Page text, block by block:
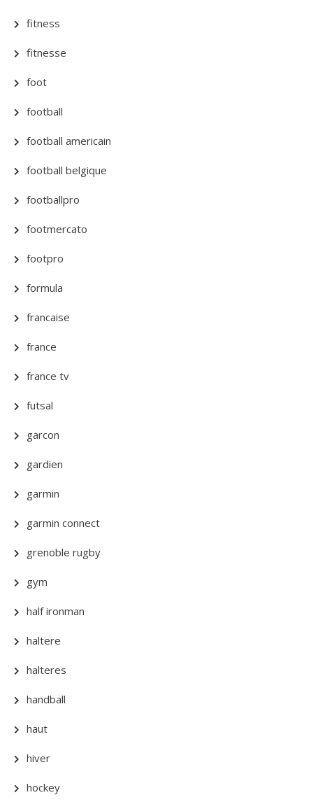
fitness
fitnesse
foot
football
football americain
football belgique
footballpro
footmercato
footpro
formula
francaise
france
france tv
futsal
garcon
gardien
garmin
garmin connect
grenoble rugby
gym
half ironman
haltere
halteres
handball
haut
hiver
hockey